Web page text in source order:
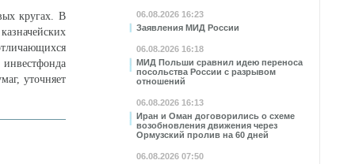
06.08.2026 16:23
Заявления МИД России
06.08.2026 16:18
МИД Польши сравнил идею переноса
посольства России с разрывом
отношений
06.08.2026 16:13
Иран и Оман договорились о схеме
возобновления движения через
Ормузский пролив на 60 дней
06.08.2026 07:50
кругах. В
уточняет